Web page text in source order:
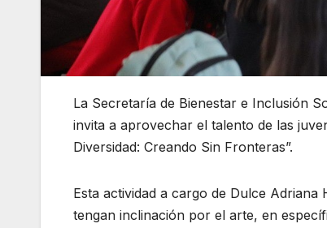
La Secretaría de Bienestar e Inclusión
invita a aprovechar el talento de las
Diversidad: Creando Sin Fronteras”.
Esta actividad a cargo de Dulce
tengan inclinación por el arte, en